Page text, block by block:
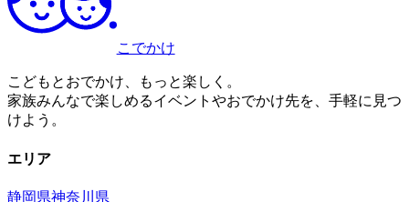
こでかけ
こどもとおでかけ、もっと楽しく。
家族みんなで楽しめるイベントやおでかけ先を、手軽に見つ
けよう。
エリア
静岡県神奈川県